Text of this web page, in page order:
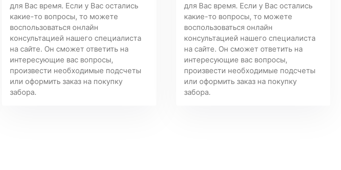
для Вас время. Если у Вас остались
какие-то вопросы, то можете
воспользоваться онлайн
консультацией нашего специалиста
на сайте. Он сможет ответить на
интересующие вас вопросы,
произвести необходимые подсчеты
или оформить заказ на покупку
забора.
для Вас время. Если у Вас остались
какие-то вопросы, то можете
воспользоваться онлайн
консультацией нашего специалиста
на сайте. Он сможет ответить на
интересующие вас вопросы,
произвести необходимые подсчеты
или оформить заказ на покупку
забора.